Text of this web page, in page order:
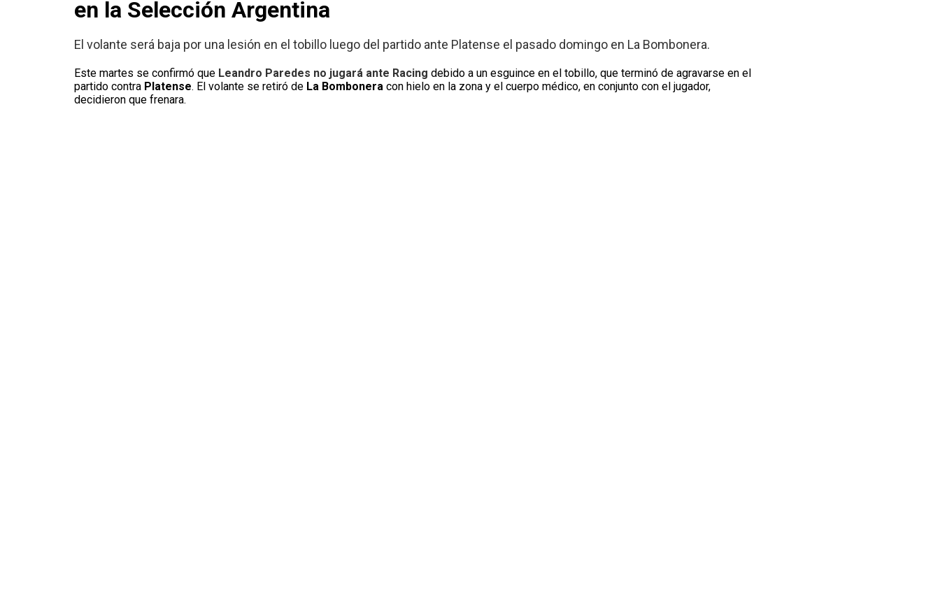
en la Selección Argentina
El volante será baja por una lesión en el tobillo luego del partido ante Platense el pasado domingo en La Bombonera.
Este martes se confirmó que Leandro Paredes no jugará ante Racing debido a un esguince en el tobillo, que terminó de agravarse en el
partido contra Platense. El volante se retiró de La Bombonera con hielo en la zona y el cuerpo médico, en conjunto con el jugador,
decidieron que frenara.